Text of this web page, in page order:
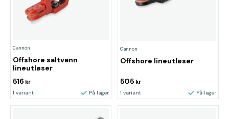
Cannon
Offshore saltvann
lineutløser
516 kr
1 variant På lager
Cannon
Offshore lineutløser
505 kr
1 variant På lager